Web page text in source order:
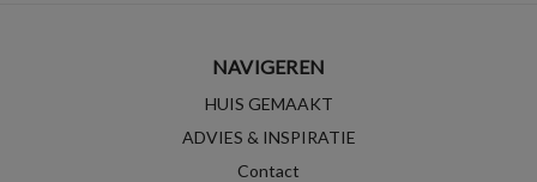
NAVIGEREN
HUIS GEMAAKT
ADVIES & INSPIRATIE
Contact